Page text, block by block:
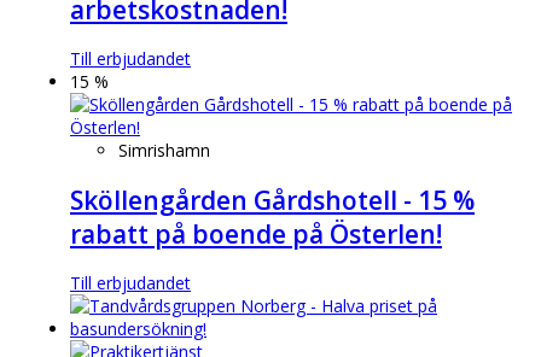
arbetskostnaden!
Till erbjudandet
15 %
Simrishamn
Sköllengården Gårdshotell - 15 %
rabatt på boende på Österlen!
Till erbjudandet